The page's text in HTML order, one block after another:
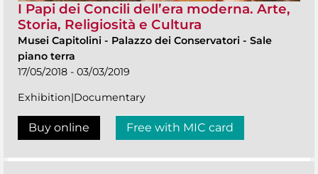
I Papi dei Concili dell’era moderna. Arte,
Storia, Religiosità e Cultura
Musei Capitolini - Palazzo dei Conservatori - Sale
piano terra
17/05/2018 - 03/03/2019
Exhibition|Documentary
Buy online Free with MIC card